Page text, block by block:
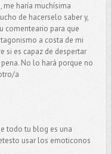
me haría muchísima
de hacerselo saber y,
comenteario para que
a costa de mi
si es capaz de despertar
No lo hará porque no
a
todo tu blog es una
usar los emoticonos